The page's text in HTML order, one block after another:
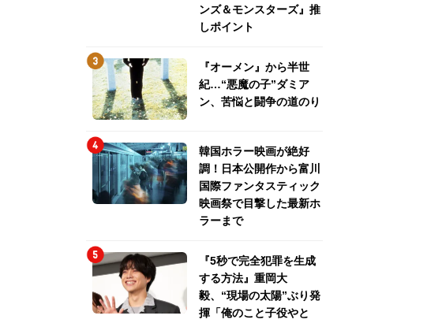
ンズ＆モンスターズ』推
しポイント
『オーメン』から半世
紀…“悪魔の子”ダミア
ン、苦悩と闘争の道のり
韓国ホラー映画が絶好
調！日本公開作から富川
国際ファンタスティック
映画祭で目撃した最新ホ
ラーまで
『5秒で完全犯罪を生成
する方法』重岡大
毅、“現場の太陽”ぶり発
揮「俺のこと子役やと